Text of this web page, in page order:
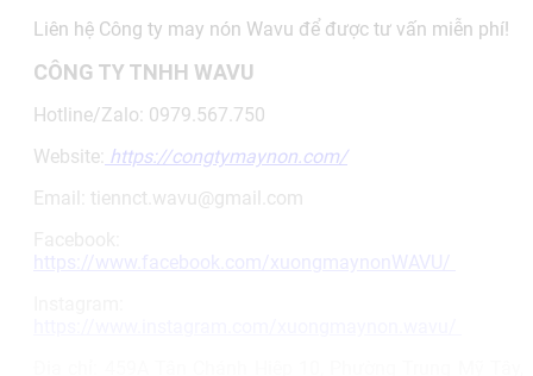
Liên hệ Công ty may nón Wavu để được tư vấn miễn phí!
CÔNG TY TNHH WAVU
Hotline/Zalo: 0979.567.750
Website: https://congtymaynon.com/
Email: tiennct.wavu@gmail.com